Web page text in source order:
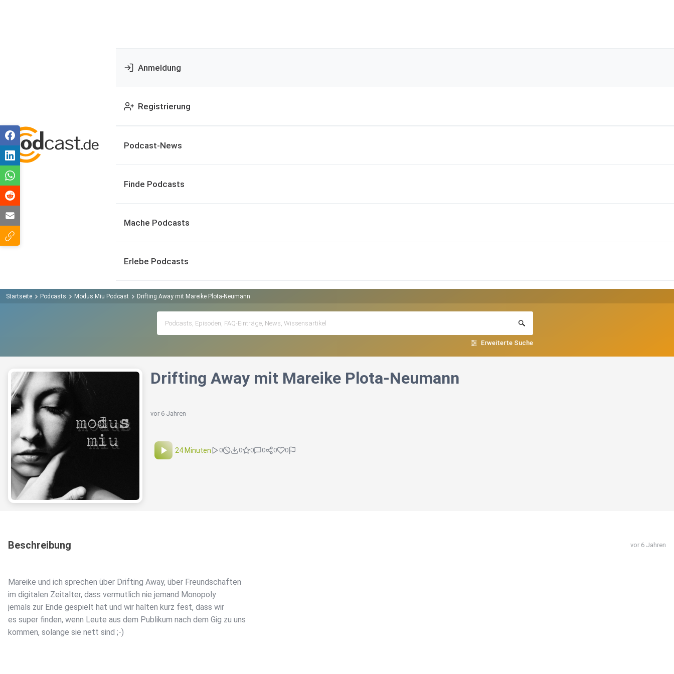
Anmeldung
Registrierung
Podcast-News
Finde Podcasts
Mache Podcasts
Erlebe Podcasts
Startseite Podcasts Modus Miu Podcast Drifting Away mit Mareike Plota-Neumann
Erweiterte Suche
Drifting Away mit Mareike Plota-Neumann
vor 6 Jahren
24 Minuten 0 0 0 0 0 0
Beschreibung vor 6 Jahren
Mareike und ich sprechen über Drifting Away, über Freundschaften
im digitalen Zeitalter, dass vermutlich nie jemand Monopoly
jemals zur Ende gespielt hat und wir halten kurz fest, dass wir
es super finden, wenn Leute aus dem Publikum nach dem Gig zu uns
kommen, solange sie nett sind ;-)